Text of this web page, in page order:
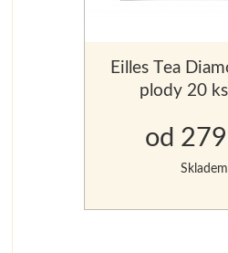
Eilles Tea
plody 20
od
Skladem